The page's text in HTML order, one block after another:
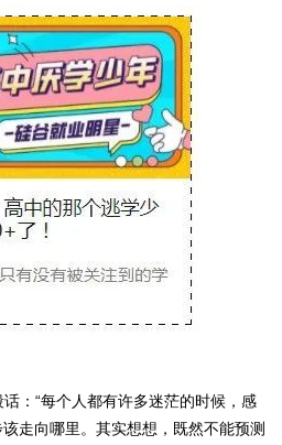
：“每个人都有许多迷茫的时候，感
走向哪里。其实想想，既然不能预测